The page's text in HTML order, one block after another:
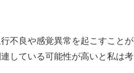
不良や感覚異常を起こすことが
している可能性が高いと私は考